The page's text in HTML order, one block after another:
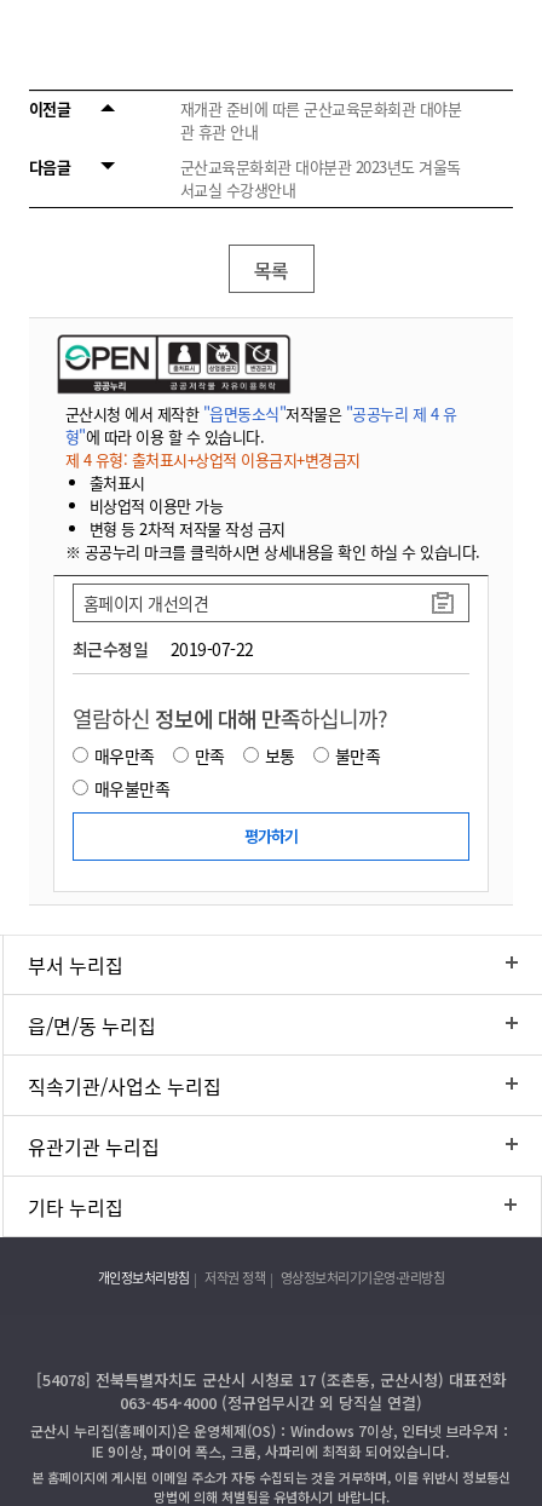
이전글
재개관 준비에 따른 군산교육문화회관 대야분
관 휴관 안내
다음글
군산교육문화회관 대야분관 2023년도 겨울독
서교실 수강생안내
목록
군산시청 에서 제작한 "읍면동소식"저작물은 "공공누리 제 4 유
형"에 따라 이용 할 수 있습니다.
제 4 유형: 출처표시+상업적 이용금지+변경금지
출처표시
비상업적 이용만 가능
변형 등 2차적 저작물 작성 금지
※ 공공누리 마크를 클릭하시면 상세내용을 확인 하실 수 있습니다.
최근수정일 2019-07-22
홈페이지 개선의견
열람하신 정보에 대해 만족하십니까?
매우만족 만족 보통
불만족
매우불만족
부서 누리집
읍/면/동 누리집
직속기관/사업소 누리집
유관기관 누리집
기타 누리집
개인정보처리방침 저작권 정책 영상정보처리기기운영·관리방침
[54078] 전북특별자치도 군산시 시청로 17 (조촌동, 군산시청) 대표전화
063-454-4000 (정규업무시간 외 당직실 연결)
군산시 누리집(홈페이지)은 운영체제(OS)：Windows 7이상, 인터넷 브라우저：
IE 9이상, 파이어 폭스, 크롬, 사파리에 최적화 되어있습니다.
본 홈페이지에 게시된 이메일 주소가 자동 수집되는 것을 거부하며, 이를 위반시 정보통신
망법에 의해 처벌됨을 유념하시기 바랍니다.